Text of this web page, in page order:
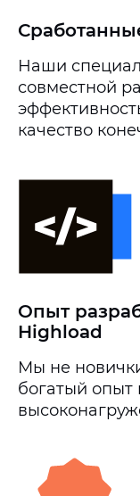
Наши
совместной
качество
Опыт
Highload
Мы не
богатый опыт